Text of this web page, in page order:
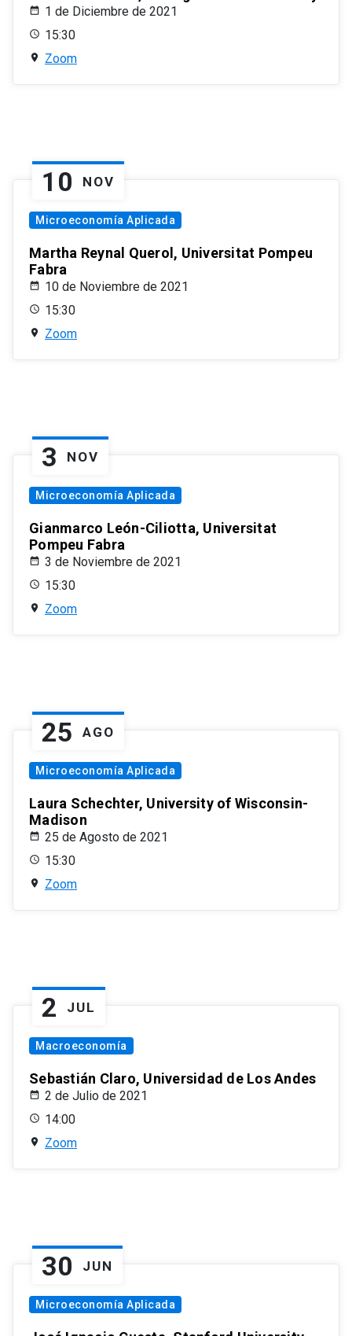
1 de Diciembre de 2021
15:30
Zoom
10 NOV
Microeconomía Aplicada
Martha Reynal Querol, Universitat Pompeu
Fabra
10 de Noviembre de 2021
15:30
Zoom
3 NOV
Microeconomía Aplicada
Gianmarco León-Ciliotta, Universitat
Pompeu Fabra
3 de Noviembre de 2021
15:30
Zoom
25 AGO
Microeconomía Aplicada
Laura Schechter, University of Wisconsin-
Madison
25 de Agosto de 2021
15:30
Zoom
2 JUL
Macroeconomía
Sebastián Claro, Universidad de Los Andes
2 de Julio de 2021
14:00
Zoom
30 JUN
Microeconomía Aplicada